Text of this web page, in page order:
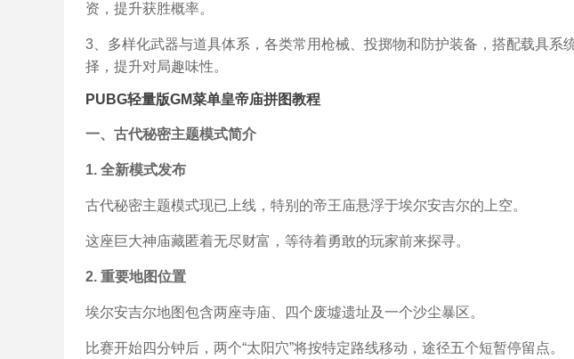
资，提升获胜概率。
3、多样化武器与道具体系，各类常用枪械、投掷物和防护装备，搭配载具系
择，提升对局趣味性。
PUBG轻量版GM菜单皇帝庙拼图教程
一、古代秘密主题模式简介
1. 全新模式发布
古代秘密主题模式现已上线，特别的帝王庙悬浮于埃尔安吉尔的上空。
这座巨大神庙藏匿着无尽财富，等待着勇敢的玩家前来探寻。
2. 重要地图位置
埃尔安吉尔地图包含两座寺庙、四个废墟遗址及一个沙尘暴区。
比赛开始四分钟后，两个“太阳穴”将按特定路线移动，途径五个短暂停留点。